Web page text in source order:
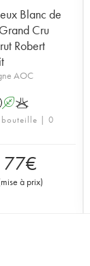
Blanc de
Cru
Robert
AOC
AK
bouteille | 0
77€
mise à prix)